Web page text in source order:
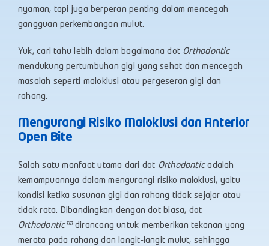
nyaman, tapi juga berperan penting dalam mencegah
gangguan perkembangan mulut.
Yuk, cari tahu lebih dalam bagaimana dot Orthodontic
mendukung pertumbuhan gigi yang sehat dan mencegah
masalah seperti maloklusi atau pergeseran gigi dan
rahang.
Mengurangi Risiko Maloklusi dan Anterior
Open Bite
Salah satu manfaat utama dari dot Orthodonticadalah
kemampuannya dalam mengurangi risiko maloklusi, yaitu
kondisi ketika susunan gigi dan rahang tidak sejajar atau
tidak rata. Dibandingkan dengan dot biasa, dot
Orthodontic™dirancang untuk memberikan tekanan yang
merata pada rahang dan langit-langit mulut, sehingga